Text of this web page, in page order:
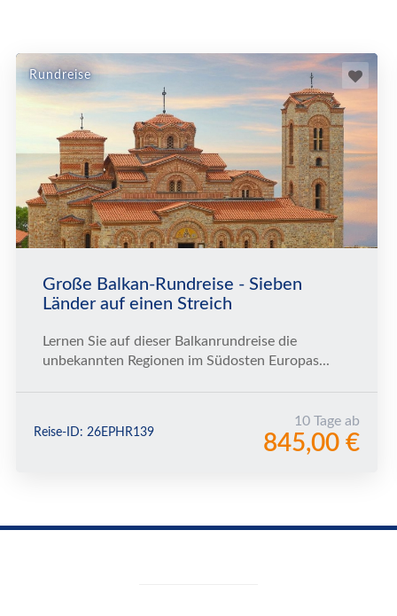
Rundreise
Große Balkan-Rundreise - Sieben
Länder auf einen Streich
Lernen Sie auf dieser Balkanrundreise die
unbekannten Regionen im Südosten Europas...
Reise-ID: 26EPHR139
10 Tage ab
845,00 €